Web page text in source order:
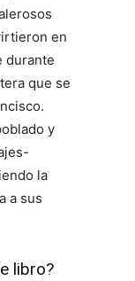
en
durante
que se
y
la
a sus
libro?